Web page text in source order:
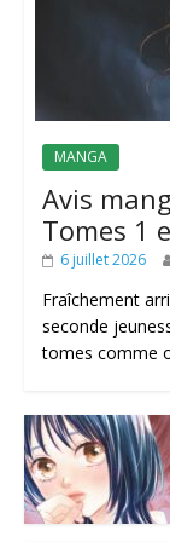
MANGA
Avis
Tomes 1
6 juillet 2026
Fraîchement
seconde
tomes comme